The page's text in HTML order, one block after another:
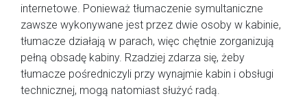
internetowe. Ponieważ tłumaczenie symultaniczne
zawsze wykonywane jest przez dwie osoby w kabinie,
tłumacze działają w parach, więc chętnie zorganizują
pełną obsadę kabiny. Rzadziej zdarza się, żeby
tłumacze pośredniczyli przy wynajmie kabin i obsługi
technicznej, mogą natomiast służyć radą.